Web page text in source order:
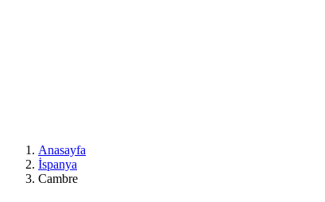
Anasayfa
İspanya
Cambre